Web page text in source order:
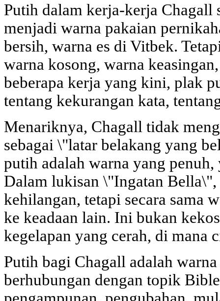
Putih dalam kerja-kerja Chagall
menjadi warna pakaian
bersih, warna es di Vitbek.
warna kosong, warna
beberapa kerja yang kini, plak
tentang kekurangan kata,
Menariknya, Chagall tidak
sebagai \"latar belakang yang
putih adalah warna yang
Dalam lukisan \"Ingatan
kehilangan, tetapi secara sama
ke keadaan lain. Ini bukan
kegelapan yang cerah, di mana
Putih bagi Chagall adalah
berhubungan dengan topik